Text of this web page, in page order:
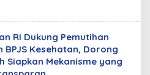
RI Dukung Pemutihan
BPJS Kesehatan, Dorong
Siapkan Mekanisme yang